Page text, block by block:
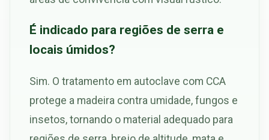
É indicado para regiões de serra e
locais úmidos?
Sim. O tratamento em autoclave com CCA
protege a madeira contra umidade, fungos e
insetos, tornando o material adequado para